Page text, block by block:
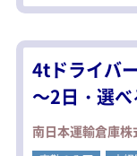
・
・
・
※
※
で
4tドライバ
～2日・選
南日本運輸倉庫株